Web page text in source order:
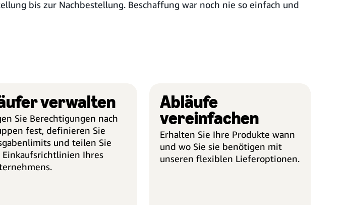
bis zur Nachbestellung. Beschaffung war noch nie so einfach und
verwalten
Sie Berechtigungen nach
fest, definieren Sie
und teilen Sie
Einkaufsrichtlinien Ihres
KÄUFER VERWALTEN
Abläufe
vereinfachen
Erhalten Sie Ihre Produkte wann
und wo Sie sie benötigen mit
unseren flexiblen Lieferoptionen.